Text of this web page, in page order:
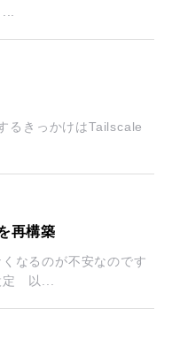
るきっかけはTailscale
再構築
なるのが不安なのです
定 以...